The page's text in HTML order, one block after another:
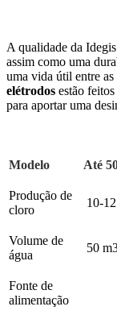
A qualidade da
assim como uma
uma vida útil entre
elétrodos estão
para aportar uma
Modelo Até
Produção de
cloro
10-
Volume de
água
50
Fonte de
alimentação